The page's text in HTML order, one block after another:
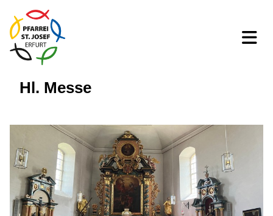
Hl. Messe